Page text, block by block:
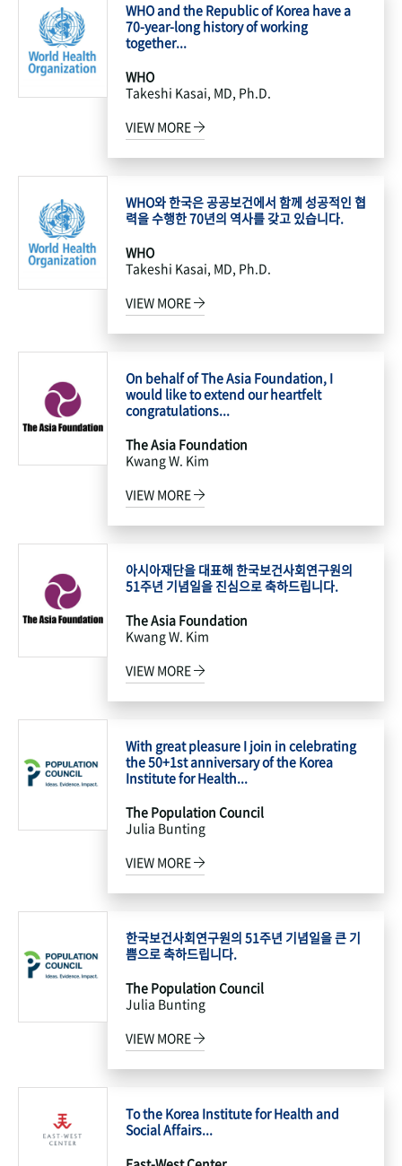
WHO and the Republic of Korea have a
70-year-long history of working
together...
WHO
Takeshi Kasai, MD, Ph.D.
VIEW MORE
WHO와 한국은 공공보건에서 함께 성공적인 협
력을 수행한 70년의 역사를 갖고 있습니다.
WHO
Takeshi Kasai, MD, Ph.D.
VIEW MORE
On behalf of The Asia Foundation, I
would like to extend our heartfelt
congratulations...
The Asia Foundation
Kwang W. Kim
VIEW MORE
아시아재단을 대표해 한국보건사회연구원의
51주년 기념일을 진심으로 축하드립니다.
The Asia Foundation
Kwang W. Kim
VIEW MORE
With great pleasure I join in celebrating
the 50+1st anniversary of the Korea
Institute for Health...
The Population Council
Julia Bunting
VIEW MORE
한국보건사회연구원의 51주년 기념일을 큰 기
쁨으로 축하드립니다.
The Population Council
Julia Bunting
VIEW MORE
To the Korea Institute for Health and
Social Affairs...